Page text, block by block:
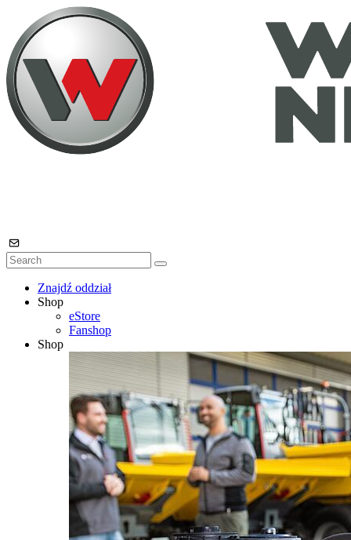
Znajdź oddział
Shop
eStore
Fanshop
Shop